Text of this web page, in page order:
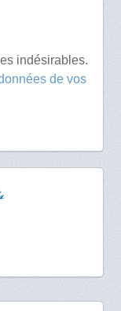
indésirables.
de vos